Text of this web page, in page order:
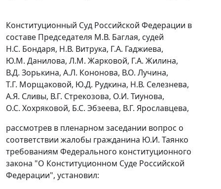
Конституционный Суд Российской Федерации в
составе Председателя М.В. Баглая, судей
Н.С. Бондаря, Н.В. Витрука, Г.А. Гаджиева,
Ю.М. Данилова, Л.М. Жарковой, Г.А. Жилина,
В.Д. Зорькина, А.Л. Кононова, В.О. Лучина,
Т.Г. Морщаковой, Ю.Д. Рудкина, Н.В. Селезнева,
А.Я. Сливы, В.Г. Стрекозова, О.И. Тиунова,
О.С. Хохряковой, Б.С. Эбзеева, В.Г. Ярославцева,
рассмотрев в пленарном заседании вопрос о
соответствии жалобы гражданина Ю.И. Таянко
требованиям Федерального конституционного
закона "О Конституционном Суде Российской
Федерации", установил: